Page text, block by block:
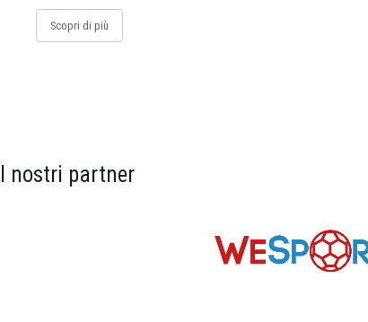
Scopri di più
I nostri partner